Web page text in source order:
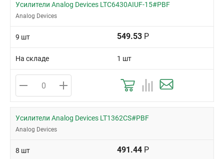
Усилители Analog Devices LTC6430AIUF-15#PBF
Analog Devices
9 шт 549.53 Р
На складе 1 шт
Усилители Analog Devices LT1362CS#PBF
Analog Devices
8 шт 491.44 Р